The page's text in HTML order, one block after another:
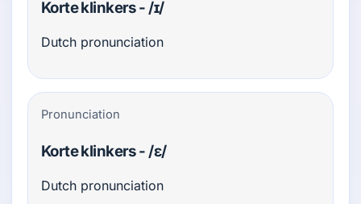
Korte klinkers - /ɪ/
Dutch pronunciation
Pronunciation
Korte klinkers - /ɛ/
Dutch pronunciation